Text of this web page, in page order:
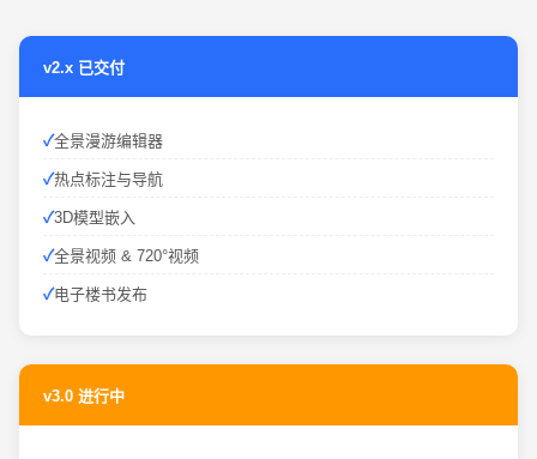
v2.x 已交付
全景漫游编辑器
热点标注与导航
3D模型嵌入
全景视频 & 720°视频
电子楼书发布
v3.0 进行中